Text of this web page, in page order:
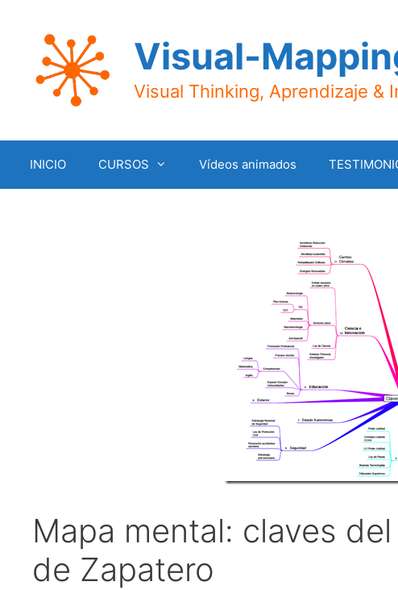
contenido
Visual-
Visual Thinking, Aprendizaje &
INICIO CURSOS Vídeos animados
Mapa mental: claves
de Zapatero